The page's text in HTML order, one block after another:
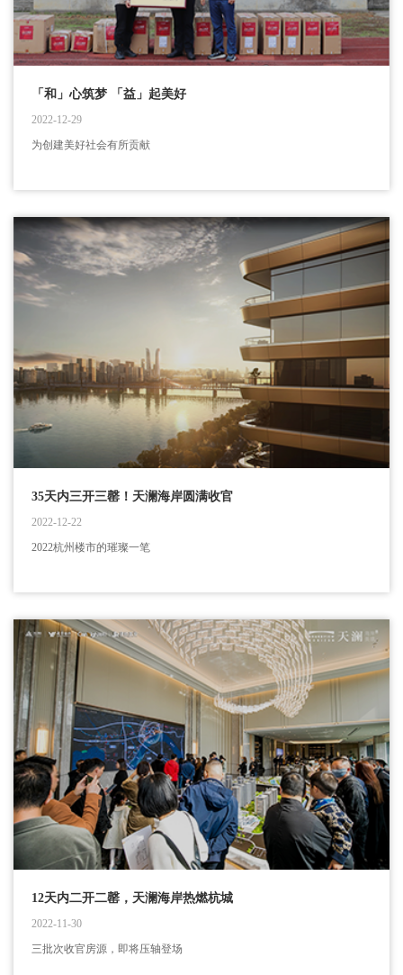
「和」心筑梦 「益」起美好
2022-12-29
为创建美好社会有所贡献
35天内三开三罄！天澜海岸圆满收官
2022-12-22
2022杭州楼市的璀璨一笔
12天内二开二罄，天澜海岸热燃杭城
2022-11-30
三批次收官房源，即将压轴登场